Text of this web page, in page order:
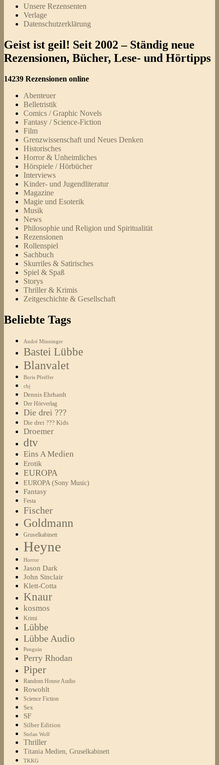
Unsere Rezensenten
Verlage
Datenschutzerklärung
Geist ist geil! Seit 2002 – Ständig neue
Rezensionen, Bücher, Lese- und Hörtipps
14239 Rezensionen online
Abenteuer
Belletristik
Comics / Graphic Novels
Fantasy / Science-Fiction
Film
Grenzwissenschaft und Neues Denken
Historisches
Horror & Unheimliches
Hörspiele / Hörbücher
Interviews
Kinder- und Jugendliteratur
Magazine
Magie und Esoterik
Musik
News
Philosophie und Religion und Spiritualität
Rezensionen
Rollenspiel
Sachbuch
Skurriles & Satirisches
Spiel & Spaß
Storys
Thriller & Krimis
Zeitgeschichte & Gesellschaft
Beliebte Tags
André Minninger
Bastei Lübbe
Blanvalet
Boris Pfeiffer
cbj
Dennis Ehrhardt
Der Hörverlag
Die drei ???
Die drei ??? Kids
Droemer
dtv
Eins A Medien
Erotik
EUROPA
EUROPA (Sony Music)
Fantasy
Festa
Fischer
Goldmann
Gruselkabinett
Heyne
Horror
Jason Dark
John Sinclair
Klett-Cotta
Knaur
kosmos
Krimi
Lübbe
Lübbe Audio
Penguin
Perry Rhodan
Piper
Random House Audio
Rowohlt
Science Fiction
Sex
SF
Silber Edition
Stefan Wolf
Thriller
Titania Medien, Gruselkabinett
TKKG